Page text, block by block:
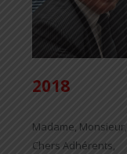
2018
Madame, Monsieur,
Chers Adhérents,